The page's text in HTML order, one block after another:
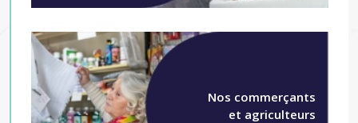
Nos commerçants
et agriculteurs